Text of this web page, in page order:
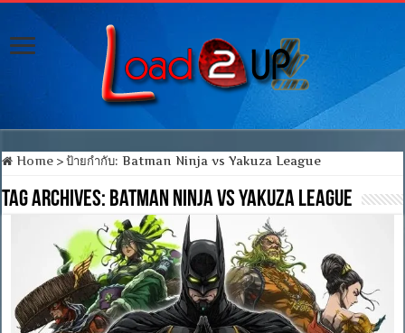
Home > ป้ายกำกับ:Batman Ninja vs Yakuza League
Tag Archives: Batman Ninja vs Yakuza League